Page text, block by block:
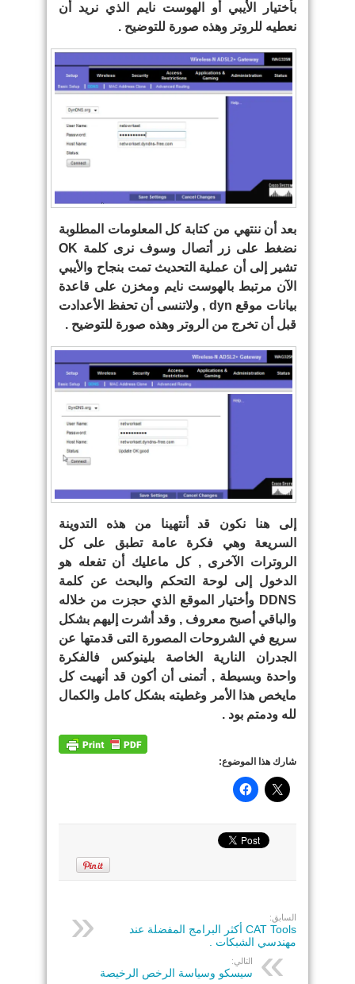
بأختيار الأيبي أو الهوست نايم الذي نريد أن
نعطيه للروتر وهذه صورة للتوضيح .
بعد أن ننتهي من كتابة كل المعلومات المطلوبة
نضغط على زر أتصال وسوف نرى كلمة OK
تشير إلى أن عملية التحديث تمت بنجاح والأيبي
الآن مرتبط بالهوست نايم ومخزن على قاعدة
بيانات موقع dyn , ولاتنسى أن تحفظ الأعدادت
قبل أن تخرج من الروتر وهذه صورة للتوضيح .
إلى هنا نكون قد أنتهينا من هذه التدوينة
السريعة وهي فكرة عامة تطبق على كل
الروترات الآخرى , كل ماعليك أن تفعله هو
الدخول إلى لوحة التحكم والبحث عن كلمة
DDNS وأختيار الموقع الذي حجزت من خلاله
والباقي أصبح معروف , وقد أشرت إليهم بشكل
سريع في الشروحات المصورة التى قدمتها عن
الجدران النارية الخاصة بلينوكس فالفكرة
واحدة وبسيطة , أتمنى أن أكون قد أنهيت كل
مايخص هذا الأمر وغطيته بشكل كامل والكمال
لله ودمتم بود .
شارك هذا الموضوع:
السابق:
CAT Tools أكثر البرامج المفضلة عند
مهندسي الشبكات .
التالي:
سيسكو وسياسة الرخص الرخيصة